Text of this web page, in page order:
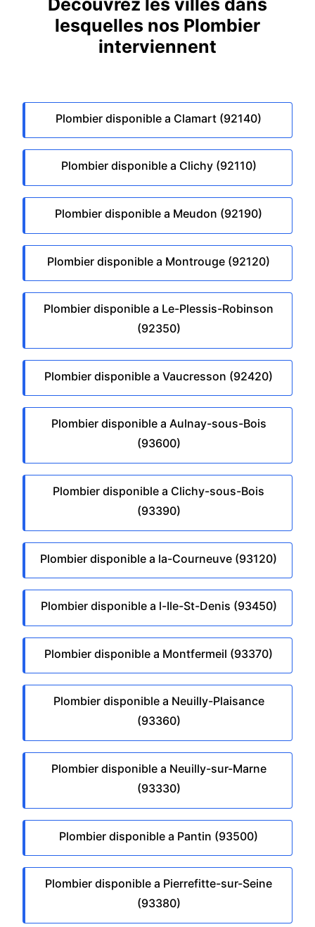
lesquelles nos Plombier
interviennent
Plombier disponible a Clamart (92140)
Plombier disponible a Clichy (92110)
Plombier disponible a Meudon (92190)
Plombier disponible a Montrouge (92120)
Plombier disponible a Le-Plessis-Robinson
(92350)
Plombier disponible a Vaucresson (92420)
Plombier disponible a Aulnay-sous-Bois
(93600)
Plombier disponible a Clichy-sous-Bois
(93390)
Plombier disponible a la-Courneuve (93120)
Plombier disponible a l-Ile-St-Denis (93450)
Plombier disponible a Montfermeil (93370)
Plombier disponible a Neuilly-Plaisance
(93360)
Plombier disponible a Neuilly-sur-Marne
(93330)
Plombier disponible a Pantin (93500)
Plombier disponible a Pierrefitte-sur-Seine
(93380)